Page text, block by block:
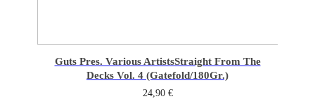
Guts Pres. Various ArtistsStraight From The
Decks Vol. 4 (Gatefold/180Gr.)
24,90 €